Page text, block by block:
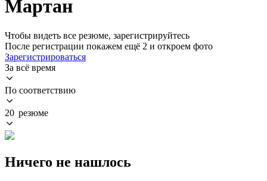
Мартан
Чтобы видеть все резюме, зарегистрируйтесь
После регистрации покажем ещё 2 и откроем фото
Зарегистрироваться
За всё время
По соответствию
20 резюме
Ничего не нашлось